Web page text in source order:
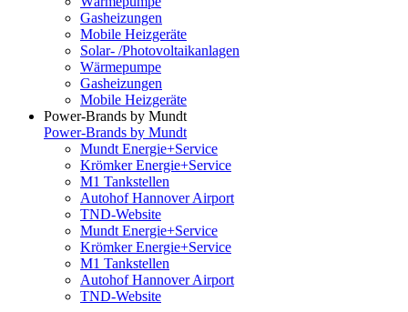
Gasheizungen
Mobile Heizgeräte
Solar- /Photovoltaikanlagen
Wärmepumpe
Gasheizungen
Mobile Heizgeräte
Power-Brands by Mundt
Power-Brands by Mundt
Mundt Energie+Service
Krömker Energie+Service
M1 Tankstellen
Autohof Hannover Airport
TND-Website
Mundt Energie+Service
Krömker Energie+Service
M1 Tankstellen
Autohof Hannover Airport
TND-Website